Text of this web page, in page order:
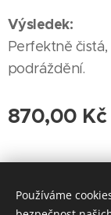
Výsledek:
Perfektně
podráždění.
870,00 Kč
© 2023 Delicate
Saint Monica
Používáme